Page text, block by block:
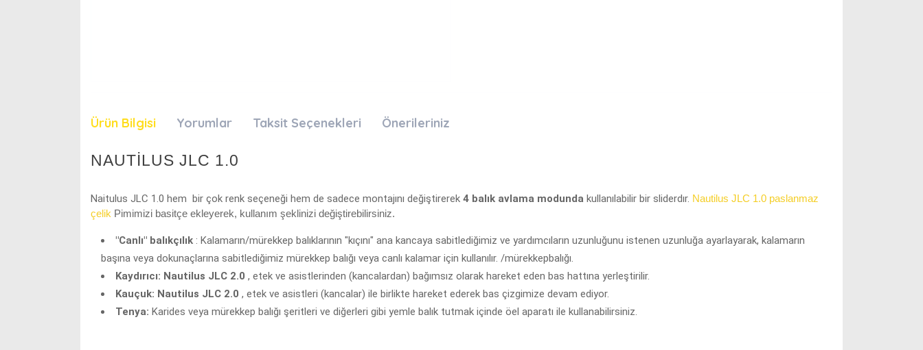
Ürün Bilgisi Yorumlar Taksit Seçenekleri Önerileriniz
NAUTİLUS JLC 1.0
Naitulus JLC 1.0 hem bir çok renk seçeneği hem de sadece montajını değiştirerek 4 balık avlama modunda kullanılabilir bir sliderdır. Nautilus JLC 1.0 paslanmaz
çelik Pimimizi basitçe ekleyerek, kullanım şeklinizi değiştirebilirsiniz.
"Canlı" balıkçılık : Kalamarın/mürekkep balıklarının "kıçını" ana kancaya sabitlediğimiz ve yardımcıların uzunluğunu istenen uzunluğa ayarlayarak, kalamarın
başına veya dokunaçlarına sabitlediğimiz mürekkep balığı veya canlı kalamar için kullanılır. /mürekkepbalığı.
Kaydırıcı: Nautilus JLC 2.0 , etek ve asistlerinden (kancalardan) bağımsız olarak hareket eden bas hattına yerleştirilir.
Kauçuk: Nautilus JLC 2.0 , etek ve asistleri (kancalar) ile birlikte hareket ederek bas çizgimize devam ediyor.
Tenya: Karides veya mürekkep balığı şeritleri ve diğerleri gibi yemle balık tutmak içinde öel aparatı ile kullanabilirsiniz.